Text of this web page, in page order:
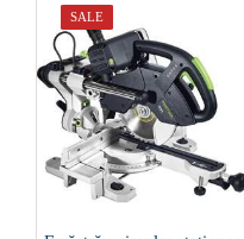
36/27(3)
Produs Granulaţie
100(1)
120(2)
SALE